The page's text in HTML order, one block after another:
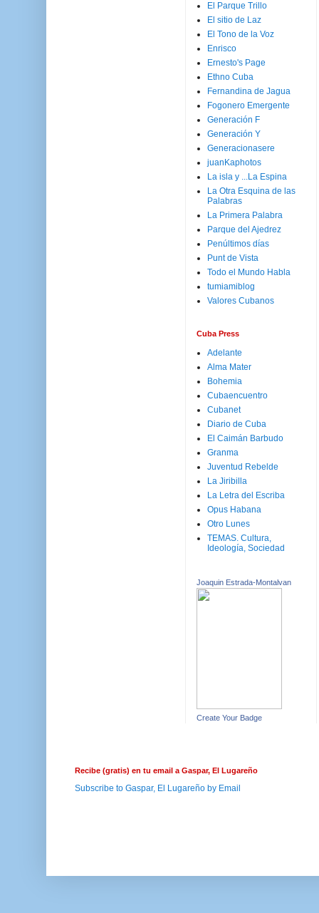
El Parque Trillo
El sitio de Laz
El Tono de la Voz
Enrisco
Ernesto's Page
Ethno Cuba
Fernandina de Jagua
Fogonero Emergente
Generación F
Generación Y
Generacionasere
juanKaphotos
La isla y ...La Espina
La Otra Esquina de las
Palabras
La Primera Palabra
Parque del Ajedrez
Penúltimos días
Punt de Vista
Todo el Mundo Habla
tumiamiblog
Valores Cubanos
Cuba Press
Adelante
Alma Mater
Bohemia
Cubaencuentro
Cubanet
Diario de Cuba
El Caimán Barbudo
Granma
Juventud Rebelde
La Jiribilla
La Letra del Escriba
Opus Habana
Otro Lunes
TEMAS. Cultura,
Ideología, Sociedad
Joaquin Estrada-Montalvan
Create Your Badge
Recibe (gratis) en tu email a Gaspar, El Lugareño
Subscribe to Gaspar, El Lugareño by Email